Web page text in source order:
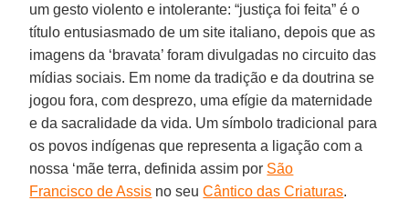
um gesto violento e intolerante: “justiça foi feita” é o
título entusiasmado de um site italiano, depois que as
imagens da ‘bravata’ foram divulgadas no circuito das
mídias sociais. Em nome da tradição e da doutrina se
jogou fora, com desprezo, uma efígie da maternidade
e da sacralidade da vida. Um símbolo tradicional para
os povos indígenas que representa a ligação com a
nossa ‘mãe terra, definida assim por São
Francisco de Assis no seuCântico das Criaturas.